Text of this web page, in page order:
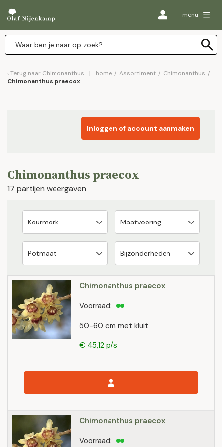
menu
Terug naar Chimonanthus home / Assortiment / Chimonanthus /
Chimonanthus praecox
Inloggen of account aanmaken
Chimonanthus praecox
17 partijen weergaven
Chimonanthus praecox
50-60 cm met kluit
Voorraad:
€ 45,12 p/s
Chimonanthus praecox
Voorraad: